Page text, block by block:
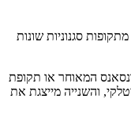
סגנוניות שונות
המאוחר או תקופת
והשנייה מייצגת את